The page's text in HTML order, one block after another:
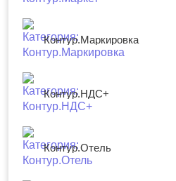
Контур.Маркировка
Контур.НДС+
Контур.Отель